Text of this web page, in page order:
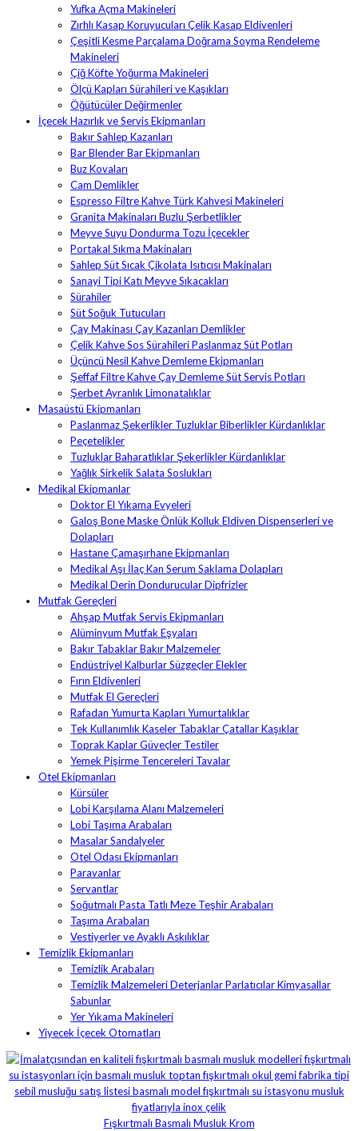
Yufka Açma Makineleri
Zırhlı Kasap Koruyucuları Çelik Kasap Eldivenleri
Çeşitli Kesme Parçalama Doğrama Soyma Rendeleme
Makineleri
Çiğ Köfte Yoğurma Makineleri
Ölçü Kapları Sürahileri ve Kaşıkları
Öğütücüler Değirmenler
İçecek Hazırlık ve Servis Ekipmanları
Bakır Sahlep Kazanları
Bar Blender Bar Ekipmanları
Buz Kovaları
Cam Demlikler
Espresso Filtre Kahve Türk Kahvesi Makineleri
Granita Makinaları Buzlu Şerbetlikler
Meyve Suyu Dondurma Tozu İçecekler
Portakal Sıkma Makinaları
Sahlep Süt Sıcak Çikolata Isıtıcısı Makinaları
Sanayi Tipi Katı Meyve Sıkacakları
Sürahiler
Süt Soğuk Tutucuları
Çay Makinası Çay Kazanları Demlikler
Çelik Kahve Sos Sürahileri Paslanmaz Süt Potları
Üçüncü Nesil Kahve Demleme Ekipmanları
Şeffaf Filtre Kahve Çay Demleme Süt Servis Potları
Şerbet Ayranlık Limonatalıklar
Masaüstü Ekipmanları
Paslanmaz Şekerlikler Tuzluklar Biberlikler Kürdanlıklar
Peçetelikler
Tuzluklar Baharatlıklar Şekerlikler Kürdanlıklar
Yağlık Sirkelik Salata Soslukları
Medikal Ekipmanlar
Doktor El Yıkama Evyeleri
Galoş Bone Maske Önlük Kolluk Eldiven Dispenserleri ve
Dolapları
Hastane Çamaşırhane Ekipmanları
Medikal Aşı İlaç Kan Serum Saklama Dolapları
Medikal Derin Dondurucular Dipfrizler
Mutfak Gereçleri
Ahşap Mutfak Servis Ekipmanları
Alüminyum Mutfak Eşyaları
Bakır Tabaklar Bakır Malzemeler
Endüstriyel Kalburlar Süzgeçler Elekler
Fırın Eldivenleri
Mutfak El Gereçleri
Rafadan Yumurta Kapları Yumurtalıklar
Tek Kullanımlık Kaseler Tabaklar Çatallar Kaşıklar
Toprak Kaplar Güveçler Testiler
Yemek Pişirme Tencereleri Tavalar
Otel Ekipmanları
Kürsüler
Lobi Karşılama Alanı Malzemeleri
Lobi Taşıma Arabaları
Masalar Sandalyeler
Otel Odası Ekipmanları
Paravanlar
Servantlar
Soğutmalı Pasta Tatlı Meze Teşhir Arabaları
Taşıma Arabaları
Vestiyerler ve Ayaklı Askılıklar
Temizlik Ekipmanları
Temizlik Arabaları
Temizlik Malzemeleri Deterjanlar Parlatıcılar Kimyasallar
Sabunlar
Yer Yıkama Makineleri
Yiyecek İçecek Otomatları
Fışkırtmalı Basmalı Musluk Krom